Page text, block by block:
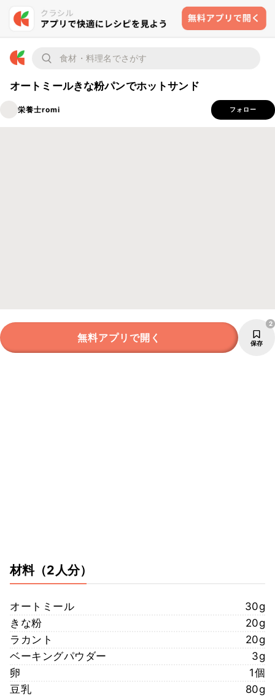
オートミールきな粉パンでホットサンド
栄養士romi フォロー
無料アプリで開く 保存
2
材料（2人分）
オートミール
30g
きな粉
20g
ラカント
20g
ベーキングパウダー
3g
卵
1個
豆乳
80g